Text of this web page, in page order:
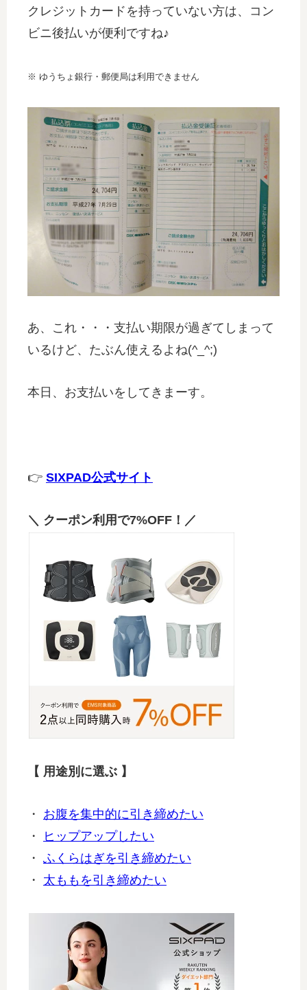
クレジットカードを持っていない方は、コン
ビニ後払いが便利ですね♪
※ ゆうちょ銀行・郵便局は利用できません
あ、これ・・・支払い期限が過ぎてしまって
いるけど、たぶん使えるよね(^_^;)
本日、お支払いをしてきまーす。
👉 SIXPAD公式サイト
＼ クーポン利用で7%OFF！／
【 用途別に選ぶ 】
・ お腹を集中的に引き締めたい
・
ヒップアップしたい
・ ふくらはぎを引き締めたい
・ 太ももを引き締めたい